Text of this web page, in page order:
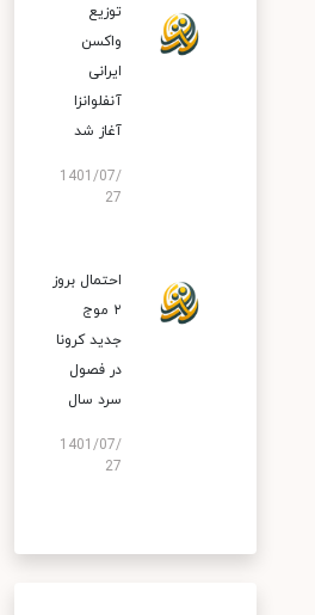
توزیع
واکسن
ایرانی
آنفلوانزا
آغاز شد
1401/07/
27
احتمال بروز
۲ موج
جدید کرونا
در فصول
سرد سال
1401/07/
27